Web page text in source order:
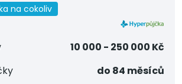
na cokoliv
10 000 - 250 000 Kč
do 84 měsíců